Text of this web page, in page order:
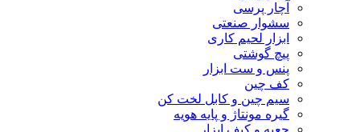
آچار پرسی
سشوار صنعتی
ابزار لحیم کاری
پیچ گوشتی
پنس و ست ابزار
کف چین
سیم چین و کابل لخت کن
گیره مونتاژ و پایه هویه
جعبه و کیف ابزار